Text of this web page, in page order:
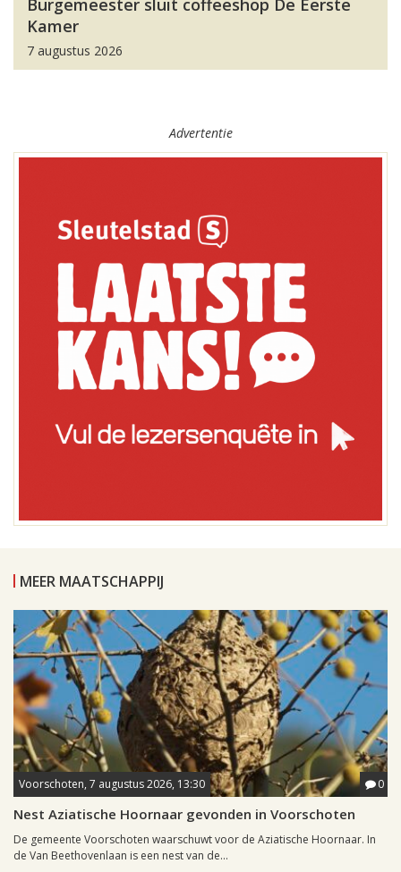
Burgemeester sluit coffeeshop De Eerste
Kamer
7 augustus 2026
Advertentie
MEER MAATSCHAPPIJ
Voorschoten, 7 augustus 2026, 13:30 0
Nest Aziatische Hoornaar gevonden in Voorschoten
De gemeente Voorschoten waarschuwt voor de Aziatische Hoornaar. In
de Van Beethovenlaan is een nest van de...